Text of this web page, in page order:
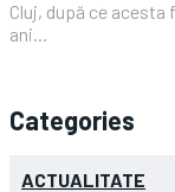
Cluj, după ce
ani...
Categories
ACTUALITATE